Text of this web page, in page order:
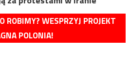
ROBIMY? WESPRZYJ PROJEKT
POLONIA!